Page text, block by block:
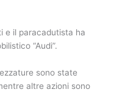
e il paracadutista ha
“Audi”.
sono state
altre azioni sono